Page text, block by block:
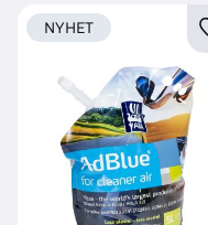
NYHET